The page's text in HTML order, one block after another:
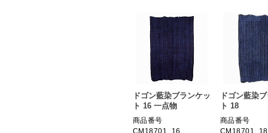
ドゴン藍染ブランケッ
ト 16 一点物
商品番号
CM18701_16
ドゴン藍染
ト 18
商品番号
CM18701_18